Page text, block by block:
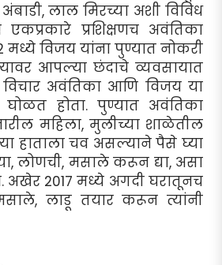
लाल मिरच्या अशी विविध
प्रशिक्षणच अवंतिका
मध्ये विजय यांना पुण्यात नोकरी
आपल्या छंदाचे व्यवसायात
अवंतिका आणि विजय या
घोळत होता. पुण्यात अवंतिका
महिला, मुलीच्या शाळेतील
हाताला चव असल्याने पैसे घ्या
लोणची, मसाले करून द्या, असा
अखेर 2017 मध्ये अगदी घरातूनच
लाडू तयार करून त्यांनी